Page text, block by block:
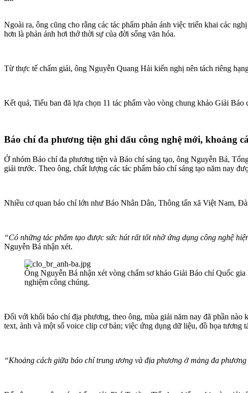
Ngoài ra, ông cũng cho rằng các tác phẩm phản ánh việc triển khai các
hơn là phản ánh hơi thở thời sự của đời sống văn hóa.
Từ thực tế chấm giải, ông Nguyễn Quang Hải kiến nghị nên tách riêng
Kết quả, Tiểu ban đã lựa chọn 11 tác phẩm vào vòng chung khảo Giải
Báo chí đa phương tiện ghi dấu công nghệ mới, khoảng
Ở nhóm Báo chí đa phương tiện và Báo chí sáng tạo, ông Nguyễn Bá,
giải trước. Theo ông, chất lượng các tác phẩm báo chí sáng tạo năm nay
Nhiều cơ quan báo chí lớn như Báo Nhân Dân, Thông tấn xã Việt Nam,
“Có những tác phẩm tạo được sức hút rất tốt nhờ ứng dụng công nghệ
Nguyễn Bá nhận xét.
Ông Nguyễn Bá nhận xét vòng chấm sơ khảo Giải Báo chí Quốc
nghiệm công chúng.
Đối với khối báo chí địa phương, theo ông, mùa giải năm nay đã phần nào
text, ảnh và một số voice clip cơ bản; việc ứng dụng dữ liệu, đồ họa tương
“Khoảng cách giữa báo chí trung ương và địa phương ở mảng đa phương